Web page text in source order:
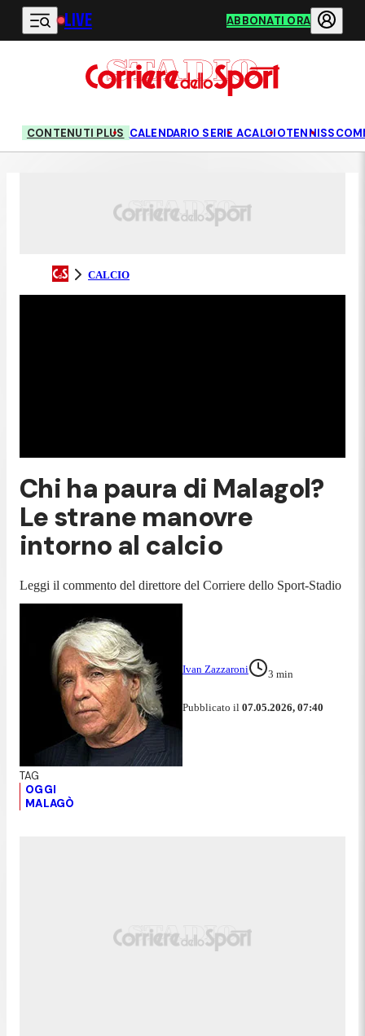
Vai al contenuto principale
LIVE ABBONATI ORA
CONTENUTI PLUS CALENDARIO SERIE ACALCIOTENNIS
CALCIO
Chi ha paura di Malagol?
Le strane manovre
intorno al calcio
Leggi il commento del direttore del Corriere dello Sport-Stadio
Ivan Zazzaroni 3 min
Pubblicato il 07.05.2026, 07:40
OGGI
MALAGÒ